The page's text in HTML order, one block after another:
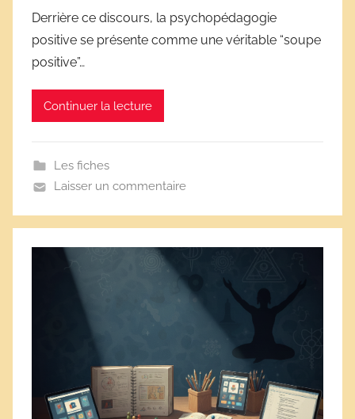
l
a
Derrière ce discours, la psychopédagogie
positive se présente comme une véritable “soupe
positive”…
Continuer la lecture
Les fiches
Laisser un commentaire